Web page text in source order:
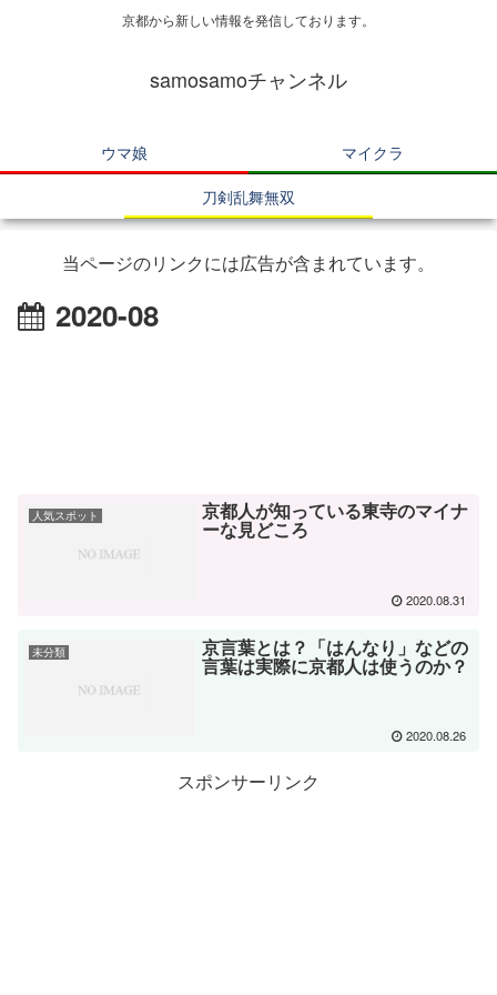
京都から新しい情報を発信しております。
samosamoチャンネル
ウマ娘
マイクラ
刀剣乱舞無双
当ページのリンクには広告が含まれています。
2020-08
人気スポット 京都人が知っている東寺のマイナ
ーな見どころ
2020.08.31
未分類 京言葉とは？「はんなり」などの
言葉は実際に京都人は使うのか？
2020.08.26
スポンサーリンク